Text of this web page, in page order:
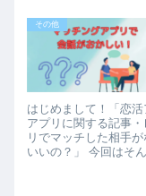
その他
はじめまして！「恋
アプリに関する記事
リでマッチした相手
いいの？」 今回はそ